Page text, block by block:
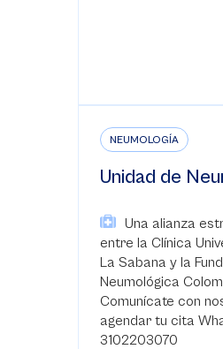
NEUMOLOGÍA
Unidad de
Una alianza
entre la Clínica
La Sabana y la
Neumológica
Comunícate con
agendar tu cita
3102203070